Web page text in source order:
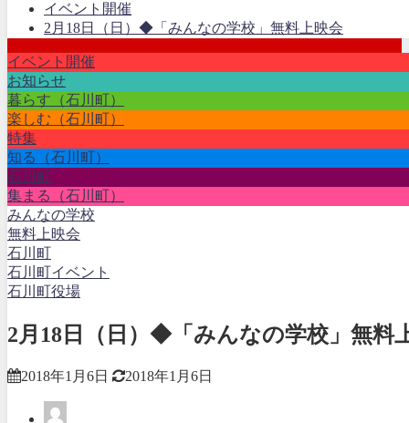
イベント開催
2月18日（日）◆「みんなの学校」無料上映会
イベント開催
お知らせ
暮らす（石川町）
楽しむ（石川町）
特集
知る（石川町）
石川町
集まる（石川町）
みんなの学校
無料上映会
石川町
石川町イベント
石川町役場
2月18日（日）◆「みんなの学校」無料
2018年1月6日 2018年1月6日